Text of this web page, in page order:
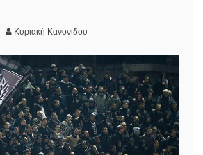
Κυριακή Κανονίδου